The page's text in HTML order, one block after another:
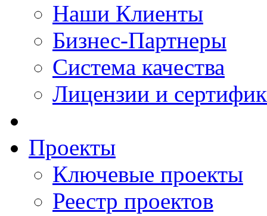
Наши Клиенты
Бизнес-Партнеры
Система качества
Лицензии и
Проекты
Ключевые проекты
Реестр проектов